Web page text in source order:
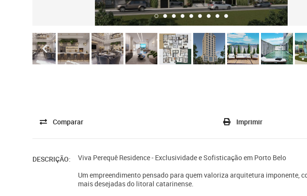
Comparar Imprimir
DESCRIÇÃO:
Viva Perequê Residence - Exclusividade e Sofisticação em Porto Belo
Um empreendimento pensado para quem valoriza arquitetura imponente,
mais desejadas do litoral catarinense.